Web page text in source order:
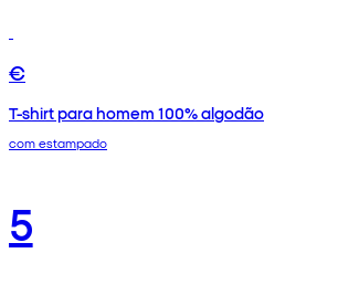
€
T-shirt para homem 100% algodão
com estampado
5